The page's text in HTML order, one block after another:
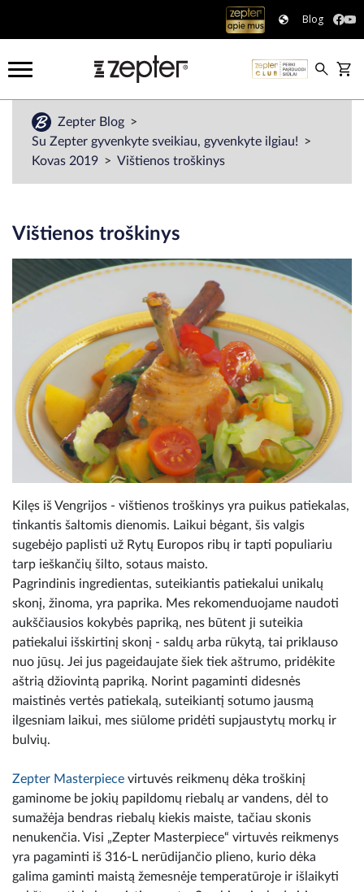
Blog
Zepter Blog
Su Zepter gyvenkyte sveikiau, gyvenkyte ilgiau!
Kovas 2019
Vištienos troškinys
Vištienos troškinys
Kilęs iš Vengrijos - vištienos troškinys yra puikus patiekalas,
tinkantis šaltomis dienomis. Laikui bėgant, šis valgis
sugebėjo paplisti už Rytų Europos ribų ir tapti populiariu
tarp ieškančių šilto, sotaus maisto.
Pagrindinis ingredientas, suteikiantis patiekalui unikalų
skonį, žinoma, yra paprika. Mes rekomenduojame naudoti
aukščiausios kokybės papriką, nes būtent ji suteikia
patiekalui išskirtinį skonį - saldų arba rūkytą, tai priklauso
nuo jūsų. Jei jus pageidaujate šiek tiek aštrumo, pridėkite
aštrią džiovintą papriką. Norint pagaminti didesnės
maistinės vertės patiekalą, suteikiantį sotumo jausmą
ilgesniam laikui, mes siūlome pridėti supjaustytų morkų ir
bulvių.
Zepter Masterpiece virtuvės reikmenų dėka troškinį
gaminome be jokių papildomų riebalų ar vandens, dėl to
sumažėja bendras riebalų kiekis maiste, tačiau skonis
nenukenčia. Visi „Zepter Masterpiece“ virtuvės reikmenys
yra pagaminti iš 316-L nerūdijančio plieno, kurio dėka
galima gaminti maistą žemesnėje temperatūroje ir išlaikyti